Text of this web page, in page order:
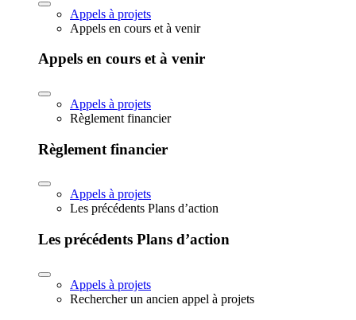
Appels à projets
Appels en cours et à venir
Appels en cours et à venir
Appels à projets
Règlement financier
Règlement financier
Appels à projets
Les précédents Plans d’action
Les précédents Plans d’action
Appels à projets
Rechercher un ancien appel à projets